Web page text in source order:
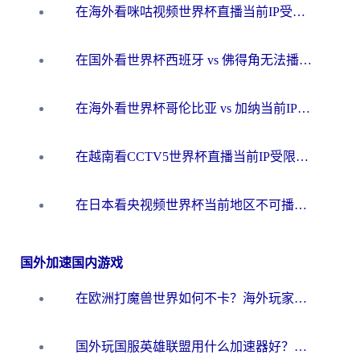
在海外看咪咕视频世界杯直播当前IP受限制？这篇指南帮你搞定所有体育赛事观看难题
在国外看世界杯西班牙 vs 佛得角无法播放？这篇指南帮你解锁所有中文体育直播
在海外看世界杯哥伦比亚 vs 加纳当前IP受限制？这篇指南帮你流畅看中文解说赛事
在越南看CCTV5世界杯直播当前IP受限制？海外党体育观赛终极指南来了
在日本看央视频世界杯当前地区不可播放？海外党体育观赛终极指南
国外加速国内游戏
在欧洲打魔兽世界如何不卡？海外玩家的国服游戏加速终极攻略
国外玩国服英雄联盟用什么加速器好？海外党亲测有效的国服游戏加速指南